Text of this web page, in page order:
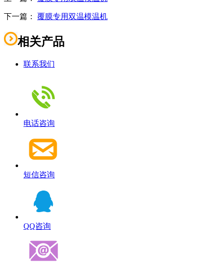
下一篇： 覆膜专用双温模温机
相关产品
联系我们
电话咨询
短信咨询
QQ咨询